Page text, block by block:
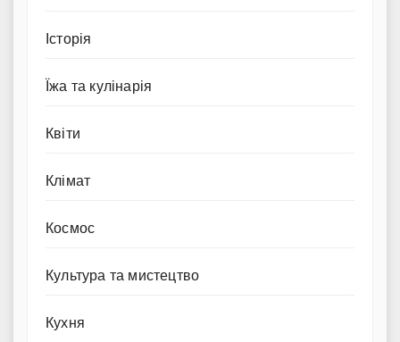
Історія
Їжа та кулінарія
Квіти
Клімат
Космос
Культура та мистецтво
Кухня